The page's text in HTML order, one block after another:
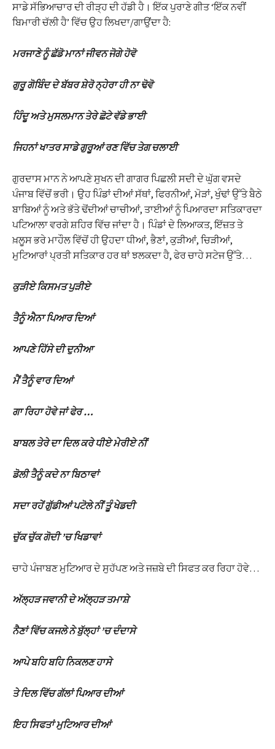
ਸਾਡੇ ਸੱਭਿਆਚਾਰ ਦੀ ਰੀੜ੍ਹ ਦੀ ਹੱਡੀ ਹੈ। ਇੱਕ ਪੁਰਾਣੇ ਗੀਤ ‘ਇੱਕ ਨਵੀਂ
ਬਿਮਾਰੀ ਚੱਲੀ ਹੈ’ ਵਿੱਚ ਉਹ ਲਿਖਦਾ/ਗਾਉਂਦਾ ਹੈ:
ਮਰਜਾਣੇ ਨੂੰ ਛੱਡੋ ਮਾਨਾਂ ਜੀਵਨ ਜੋਗੇ ਹੋਵੋ
ਗੁਰੂ ਗੋਬਿੰਦ ਦੇ ਬੱਬਰ ਸ਼ੇਰੋ ਨ੍ਹੇਰਾ ਹੀ ਨਾ ਢੋਵੋ
ਹਿੰਦੂ ਅਤੇ ਮੁਸਲਮਾਨ ਤੇਰੇ ਛੋਟੇ ਵੱਡੇ ਭਾਈ
ਜਿਹਨਾਂ ਖਾਤਰ ਸਾਡੇ ਗੁਰੂਆਂ ਰਣ ਵਿੱਚ ਤੇਗ ਚਲਾਈ
ਗੁਰਦਾਸ ਮਾਨ ਨੇ ਆਪਣੇ ਸੁਖਨ ਦੀ ਗਾਗਰ ਪਿਛਲੀ ਸਦੀ ਦੇ ਘੁੱਗ ਵਸਦੇ
ਪੰਜਾਬ ਵਿੱਚੋਂ ਭਰੀ। ਉਹ ਪਿੰਡਾਂ ਦੀਆਂ ਸੱਥਾਂ, ਫਿਰਨੀਆਂ, ਮੋੜਾਂ, ਖੁੰਢਾਂ ਉੱਤੇ ਬੈਠੇ
ਬਾਬਿਆਂ ਨੂੰ ਅਤੇ ਭੱਤੇ ਢੋਂਦੀਆਂ ਚਾਚੀਆਂ, ਤਾਈਆਂ ਨੂੰ ਪਿਆਰਦਾ ਸਤਿਕਾਰਦਾ
ਪਟਿਆਲਾ ਵਰਗੇ ਸ਼ਹਿਰ ਵਿੱਚ ਜਾਂਦਾ ਹੈ। ਪਿੰਡਾਂ ਦੇ ਲਿਆਕਤ, ਇੱਜ਼ਤ ਤੇ
ਖ਼ਲੂਸ ਭਰੇ ਮਾਹੌਲ ਵਿੱਚੋਂ ਹੀ ਉਹਦਾ ਧੀਆਂ, ਭੈਣਾਂ, ਕੁੜੀਆਂ, ਚਿੜੀਆਂ,
ਮੁਟਿਆਰਾਂ ਪ੍ਰਤੀ ਸਤਿਕਾਰ ਹਰ ਥਾਂ ਝਲਕਦਾ ਹੈ, ਫੇਰ ਚਾਹੇ ਸਟੇਜ ਉੱਤੇ…
ਕੁੜੀਏ ਕਿਸਮਤ ਪੁੜੀਏ
ਤੈਨੂੰ ਐਨਾ ਪਿਆਰ ਦਿਆਂ
ਆਪਣੇ ਹਿੱਸੇ ਦੀ ਦੁਨੀਆ
ਮੈਂ ਤੈਨੂੰ ਵਾਰ ਦਿਆਂ
ਗਾ ਰਿਹਾ ਹੋਵੇ ਜਾਂ ਫੇਰ …
ਬਾਬਲ ਤੇਰੇ ਦਾ ਦਿਲ ਕਰੇ ਧੀਏ ਮੇਰੀਏ ਨੀਂ
ਡੋਲੀ ਤੈਨੂੰ ਕਦੇ ਨਾ ਬਿਠਾਵਾਂ
ਸਦਾ ਰਹੇਂ ਗੁੱਡੀਆਂ ਪਟੋਲੇ ਨੀਂ ਤੂੰ ਖੇਡਦੀ
ਚੁੱਕ ਚੁੱਕ ਗੋਦੀ ’ਚ ਖਿਡਾਵਾਂ
ਚਾਹੇ ਪੰਜਾਬਣ ਮੁਟਿਆਰ ਦੇ ਸੁਹੱਪਣ ਅਤੇ ਜਜ਼ਬੇ ਦੀ ਸਿਫਤ ਕਰ ਰਿਹਾ ਹੋਵੇ…
ਅੱਲ੍ਹੜ ਜਵਾਨੀ ਦੇ ਅੱਲ੍ਹੜ ਤਮਾਸ਼ੇ
ਨੈਣਾਂ ਵਿੱਚ ਕਜਲੇ ਨੇ ਬੁੱਲ੍ਹਾਂ ’ਚ ਦੰਦਾਸੇ
ਆਪੇ ਬਹਿ ਬਹਿ ਨਿਕਲਣ ਹਾਸੇ
ਤੇ ਦਿਲ ਵਿੱਚ ਗੱਲਾਂ ਪਿਆਰ ਦੀਆਂ
ਇਹ ਸਿਫਤਾਂ ਮੁਟਿਆਰ ਦੀਆਂ